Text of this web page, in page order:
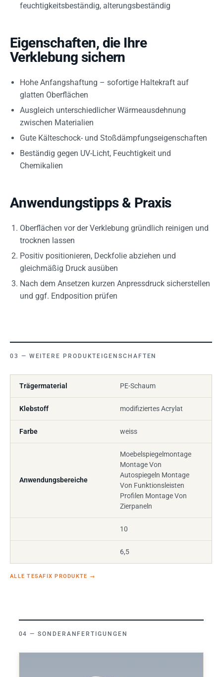
feuchtigkeitsbeständig, alterungsbeständig
Eigenschaften, die Ihre
Verklebung sichern
Hohe Anfangshaftung – sofortige Haltekraft auf
glatten Oberflächen
Ausgleich unterschiedlicher Wärmeausdehnung
zwischen Materialien
Gute Kälteschock- und Stoßdämpfungseigenschaften
Beständig gegen UV-Licht, Feuchtigkeit und
Chemikalien
Anwendungstipps & Praxis
Oberflächen vor der Verklebung gründlich reinigen und
trocknen lassen
Positiv positionieren, Deckfolie abziehen und
gleichmäßig Druck ausüben
Nach dem Ansetzen kurzen Anpressdruck sicherstellen
und ggf. Endposition prüfen
WEITERE PRODUKTEIGENSCHAFTEN
Trägermaterial PE-Schaum
Klebstoff modifiziertes Acrylat
Farbe weiss
Anwendungsbereiche
Moebelspiegelmontage
Montage Von
Autospiegeln Montage
Von Funktionsleisten
Profilen Montage Von
Zierpaneln
10
6,5
ALLE TESAFIX PRODUKTE →
SONDERANFERTIGUNGEN